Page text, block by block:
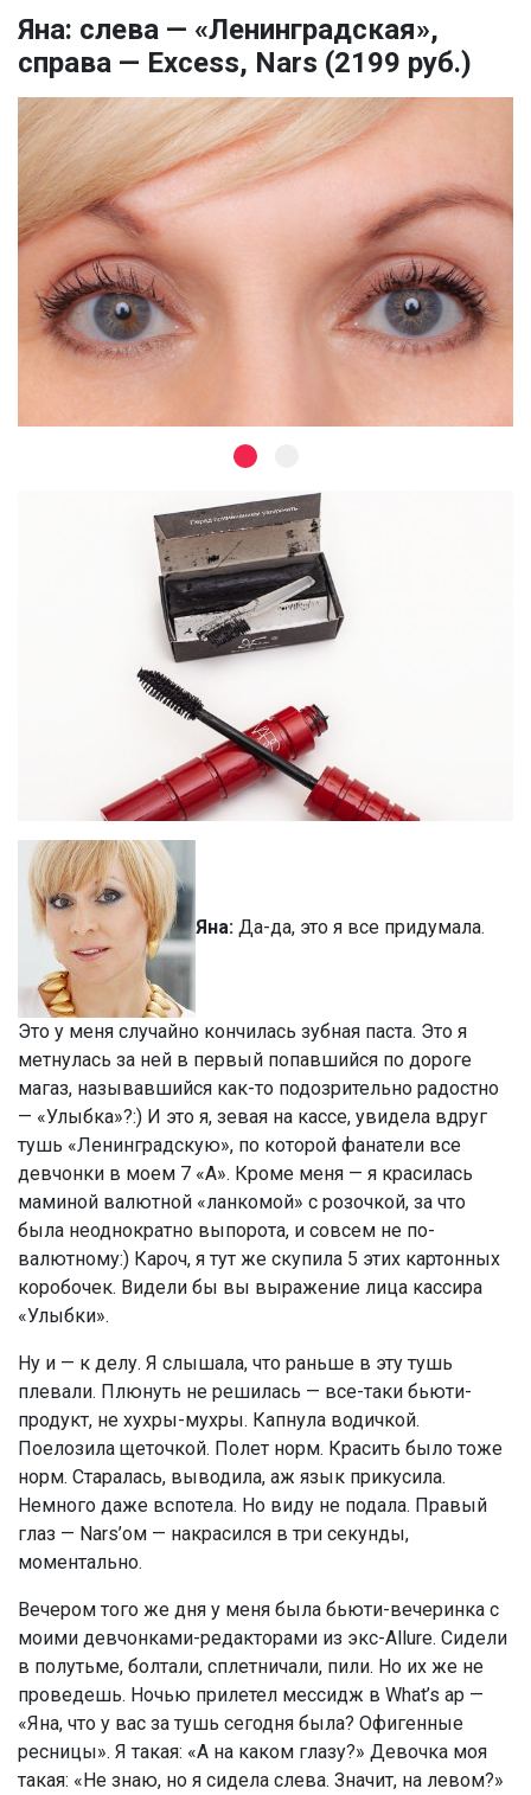
Яна: слева — «Ленинградская»,
справа — Excess, Nars (2199 руб.)
Яна: Да-да, это я все придумала.
Это у меня случайно кончилась зубная паста. Это я
метнулась за ней в первый попавшийся по дороге
магаз, называвшийся как-то подозрительно радостно
— «Улыбка»?:) И это я, зевая на кассе, увидела вдруг
тушь «Ленинградскую», по которой фанатели все
девчонки в моем 7 «А». Кроме меня — я красилась
маминой валютной «ланкомой» с розочкой, за что
была неоднократно выпорота, и совсем не по-
валютному:) Кароч, я тут же скупила 5 этих картонных
коробочек. Видели бы вы выражение лица кассира
«Улыбки».
Ну и — к делу. Я слышала, что раньше в эту тушь
плевали. Плюнуть не решилась — все-таки бьюти-
продукт, не хухры-мухры. Капнула водичкой.
Поелозила щеточкой. Полет норм. Красить было тоже
норм. Старалась, выводила, аж язык прикусила.
Немного даже вспотела. Но виду не подала. Правый
глаз — Nars’ом — накрасился в три секунды,
моментально.
Вечером того же дня у меня была бьюти-вечеринка с
моими девчонками-редакторами из экс-Allure. Сидели
в полутьме, болтали, сплетничали, пили. Но их же не
проведешь. Ночью прилетел мессидж в What’s ap —
«Яна, что у вас за тушь сегодня была? Офигенные
ресницы». Я такая: «А на каком глазу?» Девочка моя
такая: «Не знаю, но я сидела слева. Значит, на левом?»